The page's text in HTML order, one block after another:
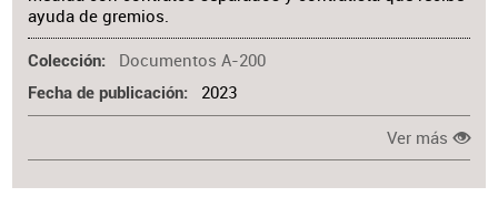
ayuda de gremios.
Colección Documentos A-200
Fecha de publicación 2023
Ver más